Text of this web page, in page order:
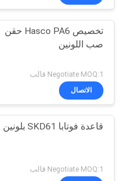
قالب ختم
15
تخصيص Hasco PA6 حقن
صب اللونين
Negotiate MOQ:1 قالب
الاتصال
قاعدة فوتابا SKD61 بلونين
Negotiate MOQ:1 قالب